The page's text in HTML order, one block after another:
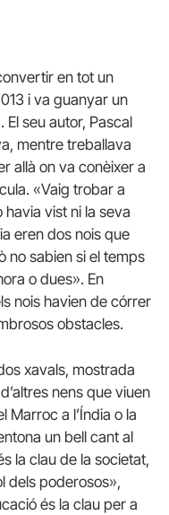
en tot un
i va guanyar un
seu autor, Pascal
mentre treballava
allà on va conèixer a
«Vaig trobar a
vist ni la seva
eren dos nois que
no sabien si el temps
o dues». En
nois havien de córrer
obstacles.
xavals, mostrada
nens que viuen
Marroc a l’Índia o la
un bell cant al
la clau de la societat,
dels poderosos»,
és la clau per a